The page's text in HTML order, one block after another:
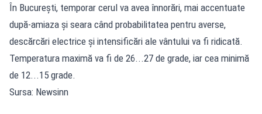
În București, temporar cerul va avea înnorări, mai accentuate
după-amiaza și seara când probabilitatea pentru averse,
descărcări electrice și intensificări ale vântului va fi ridicată.
Temperatura maximă va fi de 26...27 de grade, iar cea minimă
de 12...15 grade.
Sursa: Newsinn